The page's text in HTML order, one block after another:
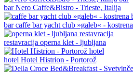
barNero Caffe&Bistro - Trieste, Italija
barcaffe bar yacht club »galeb« - kostrena
restavracija operna klet - ljubljana
hotel Hotel Histrion - Portorož